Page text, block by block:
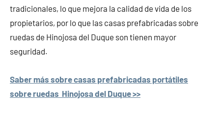
tradicionales, lo que mejora la calidad de vida de los
propietarios, por lo que las casas prefabricadas sobre
ruedas de Hinojosa del Duque son tienen mayor
seguridad.
Saber más sobre casas prefabricadas portátiles
sobre ruedas Hinojosa del Duque >>